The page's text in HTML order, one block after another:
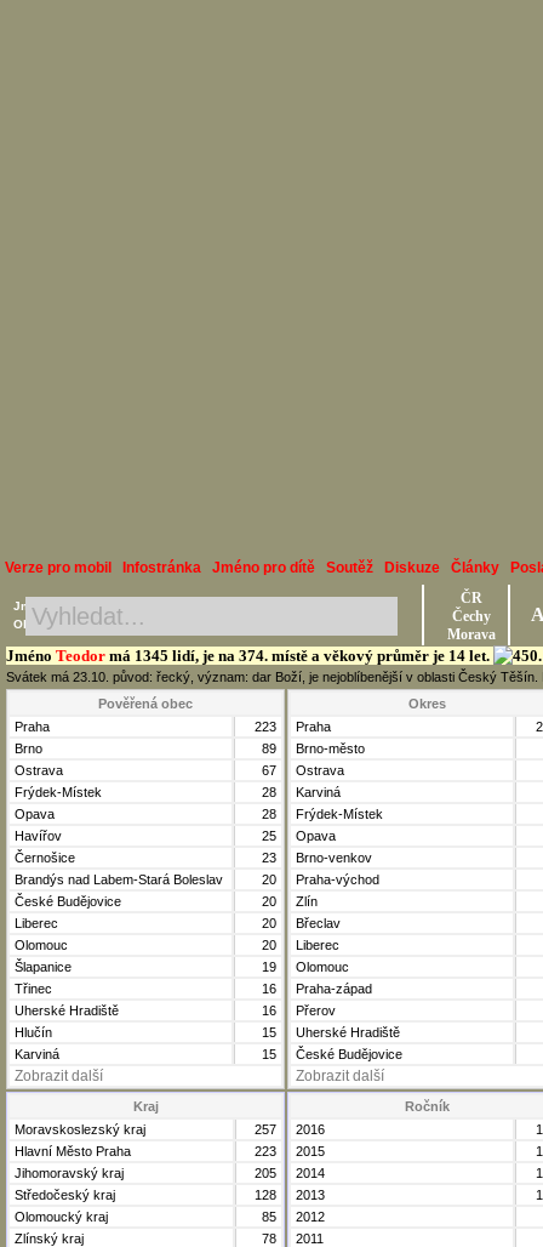
Verze pro mobil Infostránka Jméno pro dítě Soutěž Diskuze Články
Jméno Teodor má 1345 lidí, je na 374. místě a věkový průměr je 14 let.
Svátek má 23.10. původ: řecký, význam: dar Boží, je nejoblíbenější v oblasti Český
Jméno, Příjmení, Obec
Okres, Kraj, Ročník
ČR
Čechy
Morava
Pověřená obec
Praha
223
Brno
89
Ostrava
67
Frýdek-Místek
28
Opava
28
Havířov
25
Černošice
23
Brandýs nad Labem-Stará Boleslav
20
České Budějovice
20
Liberec
20
Olomouc
20
Šlapanice
19
Třinec
16
Uherské Hradiště
16
Hlučín
15
Karviná
15
Zobrazit další
Okres
Praha
Brno-město
Ostrava
Karviná
Frýdek-Místek
Opava
Brno-venkov
Praha-východ
Zlín
Břeclav
Liberec
Olomouc
Praha-západ
Přerov
Uherské Hradiště
České Budějovice
Zobrazit další
Kraj
Moravskoslezský kraj
257
Hlavní Město Praha
223
Jihomoravský kraj
205
Středočeský kraj
128
Olomoucký kraj
85
Zlínský kraj
78
Ročník
2016
2015
2014
2013
2012
2011